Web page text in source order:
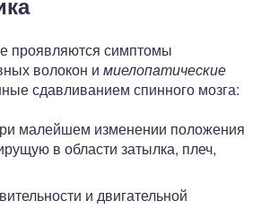
проявляются симптомы
волокон и миелопатические
сдавливанием спинного мозга:
малейшем изменении положения
в области затылка, плеч,
и двигательной